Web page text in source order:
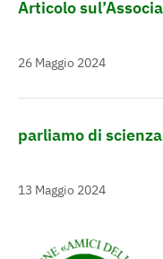
Articolo
26 Maggio 2024
parliamo di
13 Maggio 2024